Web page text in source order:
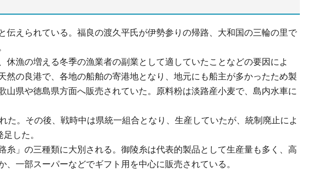
伝えられている。福良の渡久平氏が伊勢参りの帰路、大和国の三輪の里で
休漁の増える冬季の漁業者の副業として適していたことなどの要因によ
然の良港で、各地の船舶の寄港地となり、地元にも船主が多かったため製
山県や徳島県方面へ販売されていた。原料粉は淡路産小麦で、島内水車に
た。その後、戦時中は県統一組合となり、生産していたが、統制廃止によ
した。
糸」の三種類に大別される。御陵糸は代表的製品として生産量も多く、高
一部スーパーなどでギフト用を中心に販売されている。